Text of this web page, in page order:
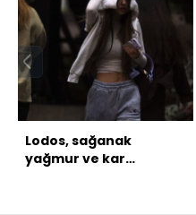
Lodos, sağanak
yağmur ve kar